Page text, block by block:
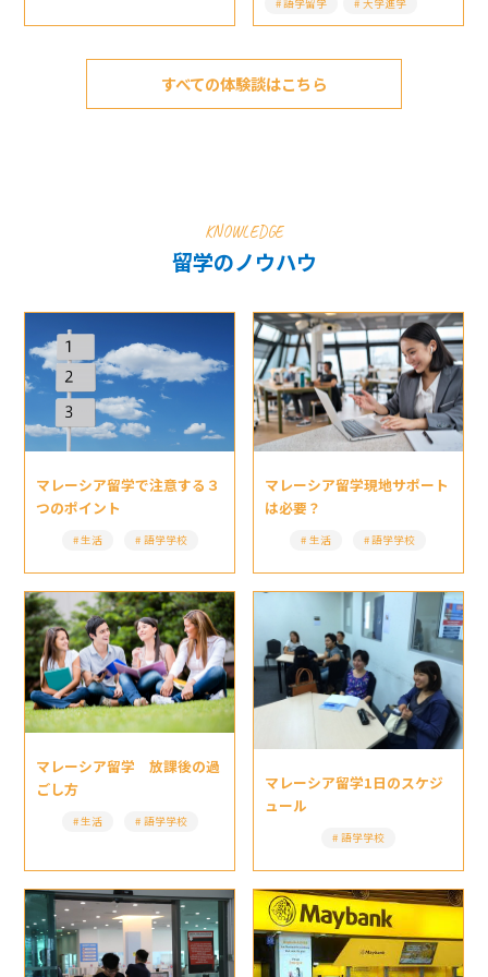
すべての体験談はこちら
KNOWLEDGE
留学のノウハウ
マレーシア留学で注意する３
つのポイント
生活 語学学校
マレーシア留学現地サポート
は必要？
生活 語学学校
マレーシア留学 放課後の過
ごし方
生活 語学学校
マレーシア留学1日のスケジ
ュール
語学学校